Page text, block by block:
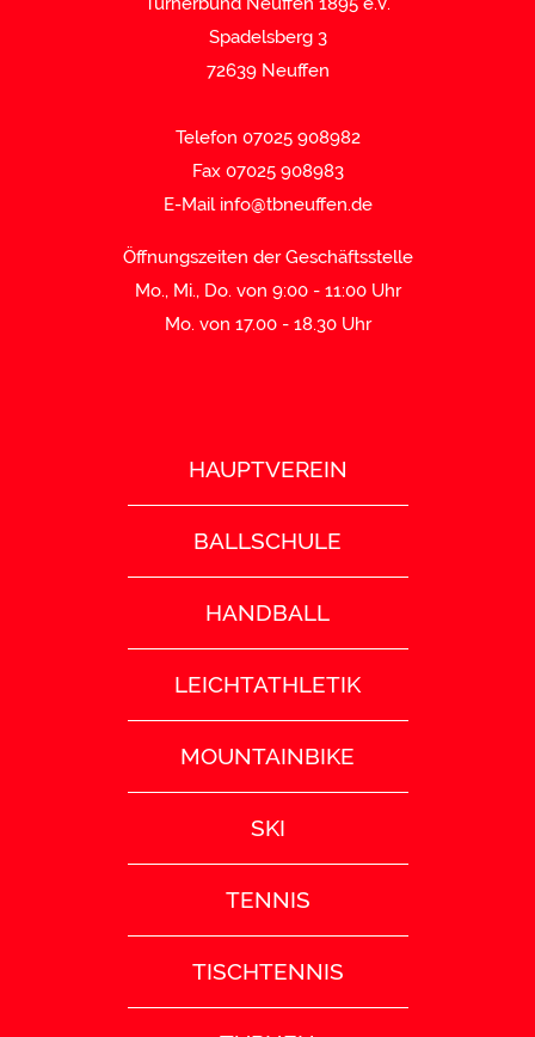
Spadelsberg 3
72639 Neuffen
Telefon 07025 908982
Fax 07025 908983
E-Mail info@tbneuffen.de
Öffnungszeiten der Geschäftsstelle
Mo., Mi., Do. von 9:00 - 11:00 Uhr
Mo. von 17.00 - 18.30 Uhr
HAUPTVEREIN
BALLSCHULE
HANDBALL
LEICHTATHLETIK
MOUNTAINBIKE
SKI
TENNIS
TISCHTENNIS